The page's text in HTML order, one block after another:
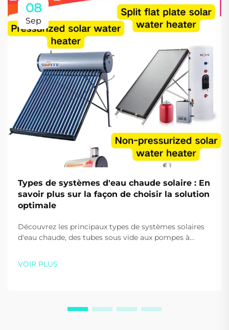
08
Sep
Types de systèmes d'eau chaude solaire : En
savoir plus sur la façon de choisir la solution
optimale
Découvrez les principaux types de systèmes solaires
d'eau chaude, des tubes sous vide aux pompes à
d'experts dès aujourd'hui.
VOIR PLUS